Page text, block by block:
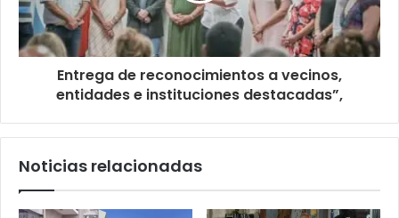
Entrega de reconocimientos a vecinos,
entidades e instituciones destacadas”,
Noticias relacionadas